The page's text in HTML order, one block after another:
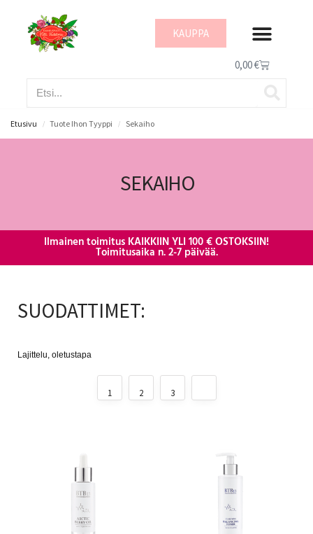
KAUPPA
0,00€
Etusivu / Tuote Ihon Tyyppi / Sekaiho
SEKAIHO
Ilmainen toimitus KAIKKIIN YLI 100 € OSTOKSIIN!
Toimitusaika n. 2-7 päivää.
SUODATTIMET:
1 2 3